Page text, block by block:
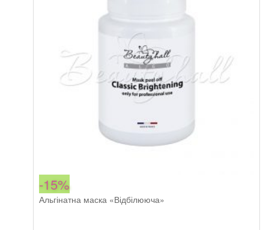
-15%
Альгінатна маска «Відбілююча»